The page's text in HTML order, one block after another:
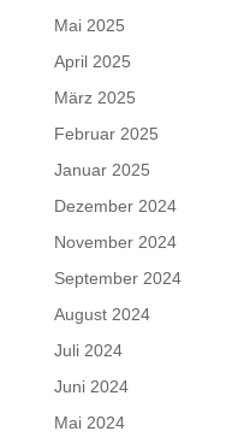
Mai 2025
April 2025
März 2025
Februar 2025
Januar 2025
Dezember 2024
November 2024
September 2024
August 2024
Juli 2024
Juni 2024
Mai 2024